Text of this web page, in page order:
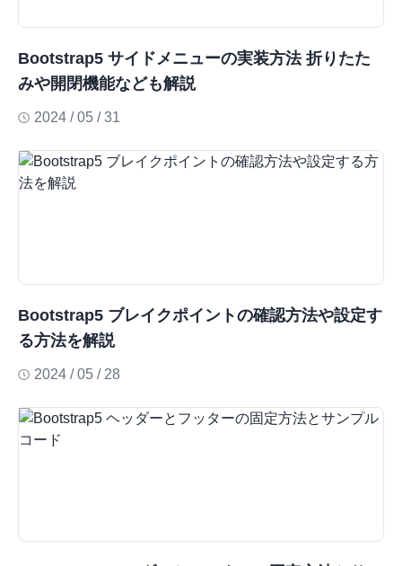
Bootstrap5 サイドメニューの実装方法 折りたた
みや開閉機能なども解説
2024 / 05 / 31
Bootstrap5 ブレイクポイントの確認方法や設定す
る方法を解説
2024 / 05 / 28